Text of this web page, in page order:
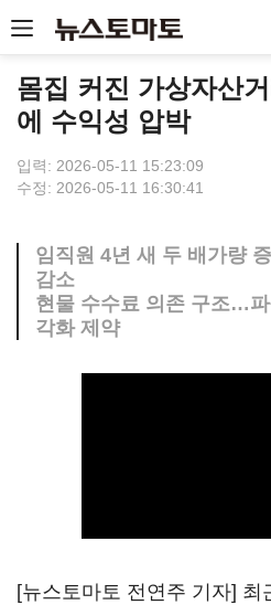
몸집 커진 가상자산
에 수익성 압박
입력: 2026-05-11 15:23:09
수정: 2026-05-11 16:30:41
임직원 4년 새 두 배가량
감소
현물 수수료 의존 구조…
각화 제약
[뉴스토마토 전연주 기자] 최